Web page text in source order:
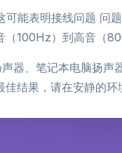
能表明接线问题 问
100Hz）到高音（
器、笔记本电脑扬声
结果，请在安静的环